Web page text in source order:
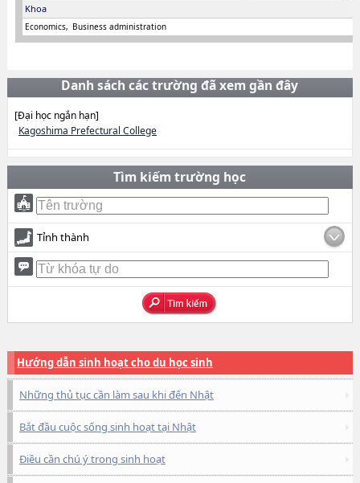
Khoa
Economics Business administration
Danh sách các trường đã xem gần đây
[Đại học ngắn hạn]
Kagoshima Prefectural College
Tìm kiếm trường học
Tỉnh thành
Hướng dẫn sinh hoạt cho du học sinh
Những thủ tục cần làm sau khi đến Nhật
Bắt đầu cuộc sống sinh hoạt tại Nhật
Điều cần chú ý trong sinh hoạt